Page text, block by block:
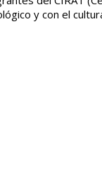
y con el